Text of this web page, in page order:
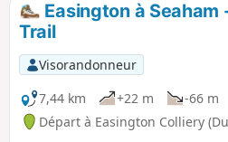
Easington à Seaham
Trail
Visorandonneur
7,44 km
+22 m -66 m
Départ à Easington Colliery